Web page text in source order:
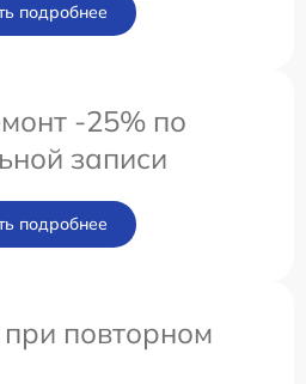
подробнее
-25% по
записи
подробнее
повторном